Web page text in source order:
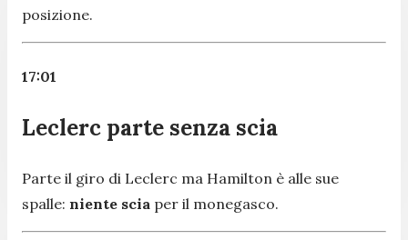
posizione.
17:01
Leclerc parte senza scia
Parte il giro di Leclerc ma Hamilton è alle sue
spalle: niente scia per il monegasco.